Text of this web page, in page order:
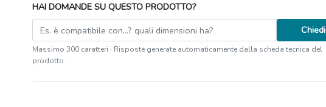
HAI DOMANDE SU QUESTO PRODOTTO?
Chiedi
Massimo 300 caratteri · Risposte generate automaticamente dalla scheda tecnica del
prodotto.